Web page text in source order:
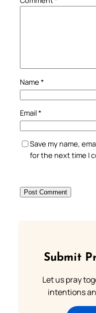
Name *
Email*
Save my name,
for the next time I
Submit
Let us pray
intentions